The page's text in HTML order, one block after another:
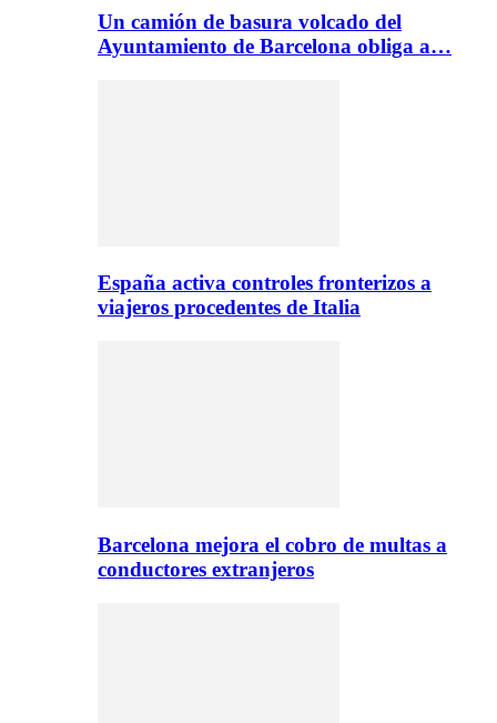
Un camión de basura volcado del
Ayuntamiento de Barcelona obliga a…
España activa controles fronterizos a
viajeros procedentes de Italia
Barcelona mejora el cobro de multas a
conductores extranjeros